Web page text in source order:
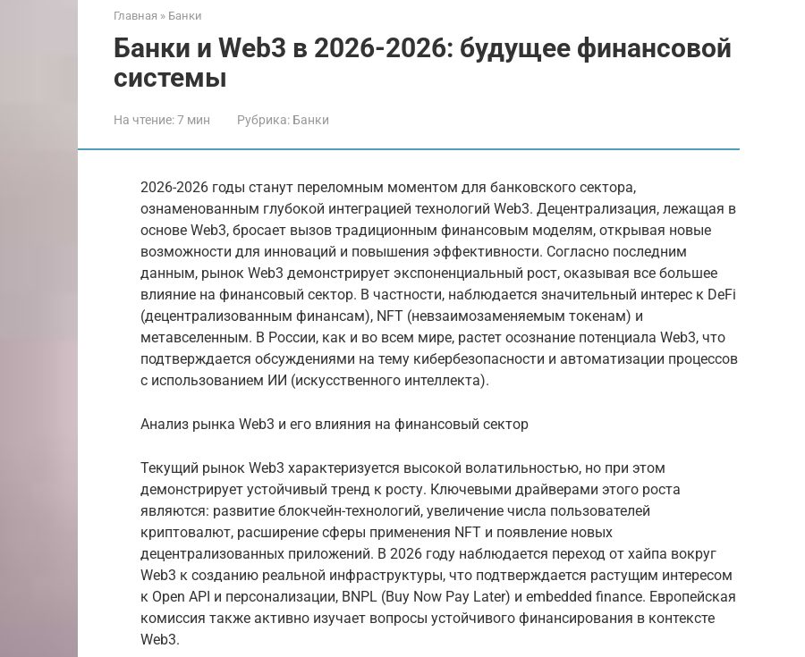
Главная » Банки
Банки и Web3 в 2026-2026: будущее финансовой
системы
На чтение:7 мин Рубрика: Банки
2026-2026 годы станут переломным моментом для банковского сектора,
ознаменованным глубокой интеграцией технологий Web3. Децентрализация, лежащая в
основе Web3, бросает вызов традиционным финансовым моделям, открывая новые
возможности для инноваций и повышения эффективности. Согласно последним
данным, рынок Web3 демонстрирует экспоненциальный рост, оказывая все большее
влияние на финансовый сектор. В частности, наблюдается значительный интерес к DeFi
(децентрализованным финансам), NFT (невзаимозаменяемым токенам) и
метавселенным. В России, как и во всем мире, растет осознание потенциала Web3, что
подтверждается обсуждениями на тему кибербезопасности и автоматизации процессов
с использованием ИИ (искусственного интеллекта).
Анализ рынка Web3 и его влияния на финансовый сектор
Текущий рынок Web3 характеризуется высокой волатильностью, но при этом
демонстрирует устойчивый тренд к росту. Ключевыми драйверами этого роста
являются: развитие блокчейн-технологий, увеличение числа пользователей
криптовалют, расширение сферы применения NFT и появление новых
децентрализованных приложений. В 2026 году наблюдается переход от хайпа вокруг
Web3 к созданию реальной инфраструктуры, что подтверждается растущим интересом
к Open API и персонализации, BNPL (Buy Now Pay Later) и embedded finance. Европейская
комиссия также активно изучает вопросы устойчивого финансирования в контексте
Web3.